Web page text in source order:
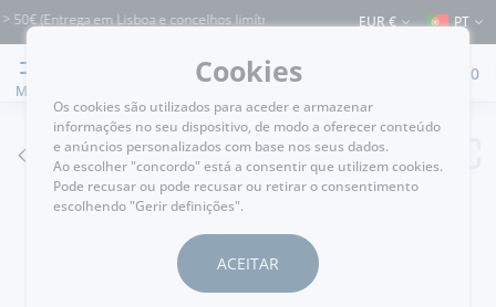
em Lisboa e concelhos limítrofes) ⚠️ Envios para Portugal e para o resto
EUR € PT
MENU
0
VOLTAR
Cookies
Os cookies são utilizados para aceder e armazenar
informações no seu dispositivo, de modo a oferecer conteúdo
e anúncios personalizados com base nos seus dados.
Ao escolher "concordo" está a consentir que utilizem cookies.
Pode recusar ou pode recusar ou retirar o consentimento
escolhendo "Gerir definições".
ACEITAR